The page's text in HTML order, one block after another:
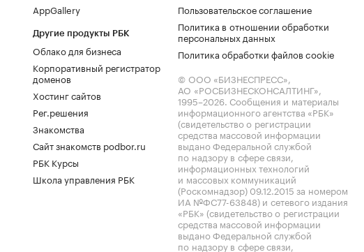
AppGallery
Другие продукты РБК
Облако для бизнеса
Корпоративный регистратор
доменов
Хостинг сайтов
Рег.решения
Знакомства
Сайт знакомств podbor.ru
РБК Курсы
Школа управления РБК
Пользовательское соглашение
Политика в отношении обработки
персональных данных
Политика обработки файлов cookie
© ООО «БИЗНЕСПРЕСС»,
АО «РОСБИЗНЕСКОНСАЛТИНГ»,
1995–2026. Сообщения и материалы
информационного агентства «РБК»
(свидетельство о регистрации
средства массовой информации
выдано Федеральной службой
по надзору в сфере связи,
информационных технологий
и массовых коммуникаций
(Роскомнадзор) 09.12.2015 за номером
ИА №ФС77-63848) и сетевого издания
«РБК» (свидетельство о регистрации
средства массовой информации
выдано Федеральной службой
по надзору в сфере связи,